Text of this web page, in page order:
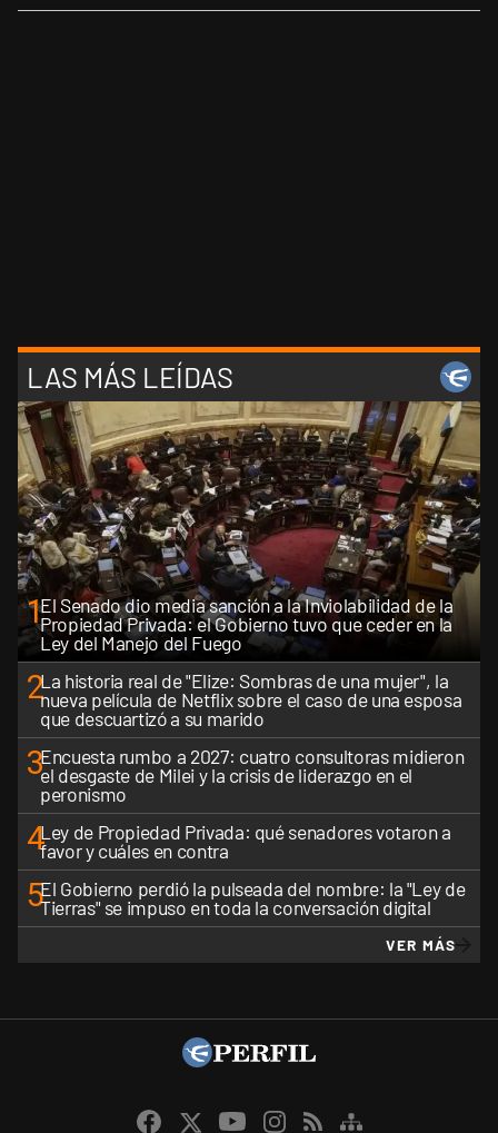
LAS MÁS LEÍDAS
1El Senado dio media sanción a la Inviolabilidad de la
Propiedad Privada: el Gobierno tuvo que ceder en la
Ley del Manejo del Fuego
2La historia real de "Elize: Sombras de una mujer", la
nueva película de Netflix sobre el caso de una esposa
que descuartizó a su marido
3Encuesta rumbo a 2027: cuatro consultoras midieron
el desgaste de Milei y la crisis de liderazgo en el
peronismo
4Ley de Propiedad Privada: qué senadores votaron a
favor y cuáles en contra
5El Gobierno perdió la pulseada del nombre: la "Ley de
Tierras" se impuso en toda la conversación digital
VER MÁS